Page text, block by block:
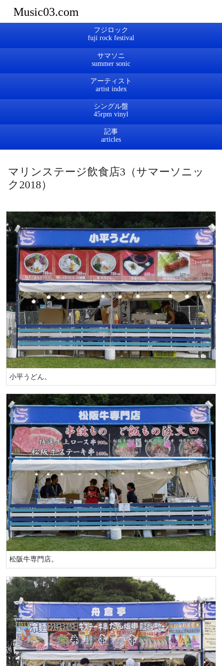
Music03.com
フジロック
サマソニ
アーティスト
シングル盤
記事
マリンステージ飲食店3（サマーソニッ
ク2018）
小平うどん。
松阪牛専門店。